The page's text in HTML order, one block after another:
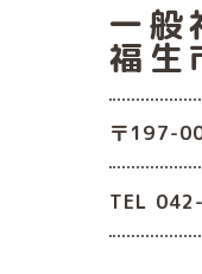
一般
福生
〒197-
TEL